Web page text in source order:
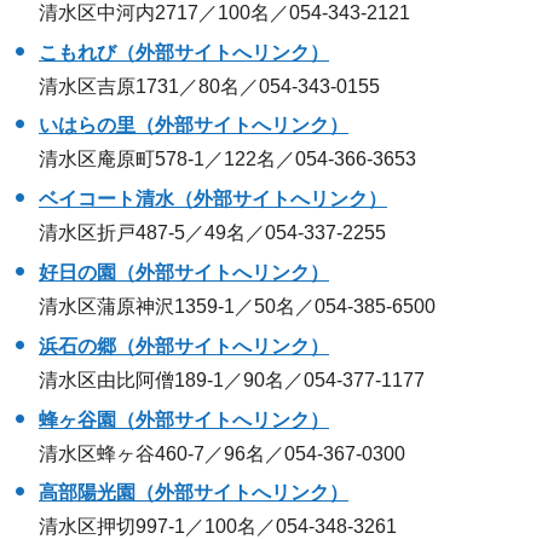
清水区中河内2717／100名／054-343-2121
こもれび（外部サイトへリンク）
清水区吉原1731／80名／054-343-0155
いはらの里（外部サイトへリンク）
清水区庵原町578-1／122名／054-366-3653
ベイコート清水（外部サイトへリンク）
清水区折戸487-5／49名／054-337-2255
好日の園（外部サイトへリンク）
清水区蒲原神沢1359-1／50名／054-385-6500
浜石の郷（外部サイトへリンク）
清水区由比阿僧189-1／90名／054-377-1177
蜂ヶ谷園（外部サイトへリンク）
清水区蜂ヶ谷460-7／96名／054-367-0300
高部陽光園（外部サイトへリンク）
清水区押切997-1／100名／054-348-3261